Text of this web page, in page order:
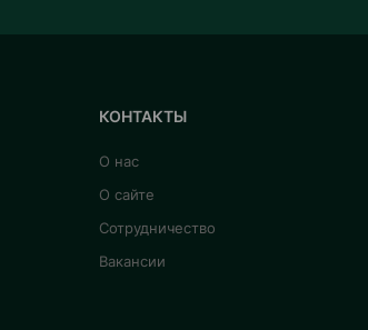
КОНТАКТЫ
О нас
О сайте
Сотрудничество
Вакансии